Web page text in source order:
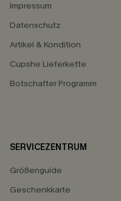
Impressum
Datenschutz
Artikel & Kondition
Cupshe Lieferkette
Botschafter Programm
SERVICEZENTRUM
Größenguide
Geschenkkarte